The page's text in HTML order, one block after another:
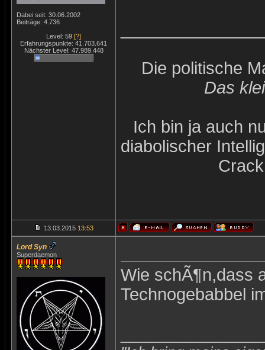
Dabei seit: 30.06.2002
Beiträge: 4.736
Level: 59 [?]
Erfahrungspunkte: 41.703.641
Nächster Level: 47.989.448
Die politische
Das
Ich bin ja auch
diabolischer
13.03.2015 13:53
Lord Syn
Superdaemon
Wie schÃ¶n,dass
Technogebabbel